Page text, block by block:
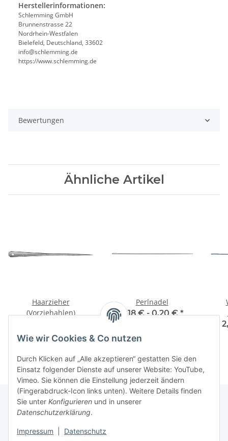
Wie wir Cookies & Co nutzen
Durch Klicken auf „Alle akzeptieren“ gestatten Sie den
Einsatz folgender Dienste auf unserer Website: YouTube,
Vimeo. Sie können die Einstellung jederzeit ändern
(Fingerabdruck-Icon links unten). Weitere Details finden
Sie unter Konfigurieren und in unserer
Datenschutzerklärung.
Impressum Datenschutz
Herstellerinformationen:
Schlemming GmbH
Brunnenstrasse 22
Nordrhein-Westfalen
Bielefeld, Deutschland, 33602
info@schlemming.de
https://www.schlemming.de
Bewertungen
Ähnliche Artikel
Haarzieher
(Vorziehahlen)
Perlnadel
0,18 € -0,20 €*